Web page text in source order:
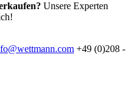
Unsere Experten
+49 (0)208 -